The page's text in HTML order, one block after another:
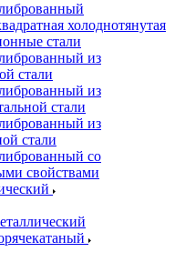
холоднотянутая
стали
из
стали
из
стали
из
стали
со
свойствами